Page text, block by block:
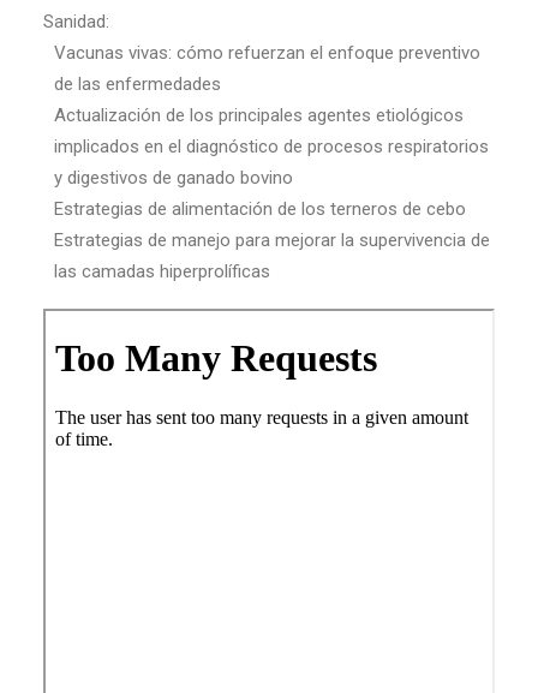
Sanidad:
Vacunas vivas: cómo refuerzan el enfoque preventivo
de las enfermedades
Actualización de los principales agentes etiológicos
implicados en el diagnóstico de procesos respiratorios
y digestivos de ganado bovino
Estrategias de alimentación de los terneros de cebo
Estrategias de manejo para mejorar la supervivencia de
las camadas hiperprolíficas